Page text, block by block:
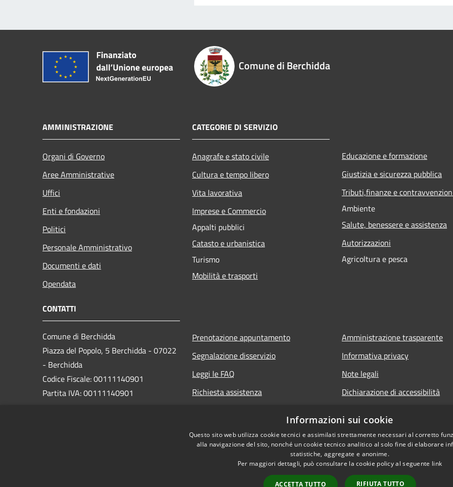
Comune di Berchidda
AMMINISTRAZIONE
Organi di Governo
Aree Amministrative
Uffici
Enti e fondazioni
Politici
Personale Amministrativo
Documenti e dati
Opendata
CATEGORIE DI SERVIZIO
Anagrafe e stato civile
Cultura e tempo libero
Vita lavorativa
Imprese e Commercio
Appalti pubblici
Catasto e urbanistica
Turismo
Mobilità e trasporti
Educazione e formazione
Giustizia e sicurezza pubblica
Tributi,finanze e
Ambiente
Salute, benessere e assistenza
Autorizzazioni
Agricoltura e pesca
CONTATTI
Comune di Berchidda
Piazza del Popolo, 5 Berchidda - 07022
- Berchidda
Codice Fiscale: 00111140901
Partita IVA: 00111140901
Prenotazione appuntamento
Segnalazione disservizio
Leggi le FAQ
Richiesta assistenza
Amministrazione trasparente
Informativa privacy
Note legali
Dichiarazione di accessibilità
Informazioni sui cookie
Questo sito web utilizza cookie tecnici e assimilati strettamente necessari al corretto
alla navigazione del sito, nonché un cookie tecnico analitico al solo fine di elaborare
statistiche, aggregate e anonime.
Per maggiori dettagli, può consultare la cookie policy al seguente link
ACCETTA TUTTO RIFIUTA TUTTO